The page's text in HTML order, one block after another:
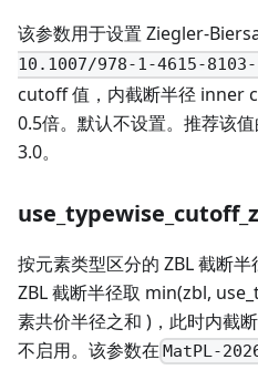
该参数用于设置 Ziegler-
10.1007/978-1-4615-8103-
cutoff 值，内截断半径 inner
0.5倍。默认不设置。推荐该
3.0。
按元素类型区分的 ZBL 截断
ZBL 截断半径取 min(zbl,
素共价半径之和 )，此时内截
不启用。该参数在 MatPL-